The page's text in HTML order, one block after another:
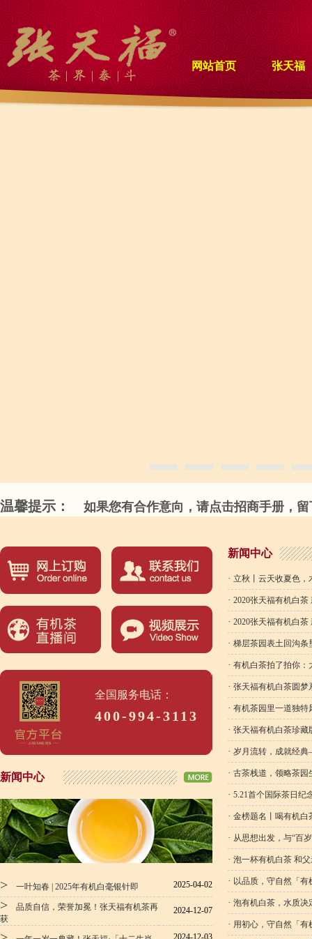
网站首页 张天福
温馨提示： 如果您有合作意向，请点击招商手册，
全国服务电话：
400-994-3113
新闻中心
> 一叶知春 | 2025年有机白毫银针即 2025-04-02
> 品质自信，荣誉加冕！张天福有机茶再
获
2024-12-07
2024-12-03
新闻中心
· 立秋丨云天收夏色，
· 2020张天福有机白
· 2020张天福有机白
· 梯层茶园表土回沟条
· 有机白茶拍了拍你：
· 张天福有机白茶圆梦
· 有机茶园里一道独特
· 张天福有机白茶珍
· 岁月流转，成就经
· 古茶栈道，领略茶园
· 5.21首个国际茶日纪
· 金榜题名丨喝有机白
· 从思想出发，与“百
· 泡一杯有机白茶 和
· 以品质，守自然「有
· 泡有机白茶，水质决
· 用初心，守自然「有